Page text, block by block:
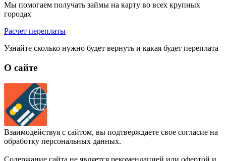
Мы помогаем получать займы на карту во всех крупных
городах
Расчет переплаты
Узнайте сколько нужно будет вернуть и какая будет переплата
О сайте
Взаимодействуя с сайтом, вы подтверждаете свое согласие на
обработку персональных данных.
Содержание сайта не является рекомендацией или офертой и